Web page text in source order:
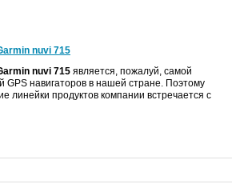
nuvi 715
nuvi 715 является, пожалуй, самой
GPS навигаторов в нашей стране. Поэтому
линейки продуктов компании встречается с